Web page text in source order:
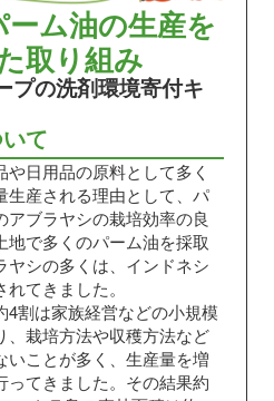
ーム油の生産を
取り組み
プの洗剤環境寄付キ
て
日用品の原料として多く
生産される理由として、パ
アブラヤシの栽培効率の良
地で多くのパーム油を採取
ヤシの多くは、インドネシ
てきました。
4割は家族経営などの小規模
、栽培方法や収穫方法など
いことが多く、生産量を増
ってきました。その結果約